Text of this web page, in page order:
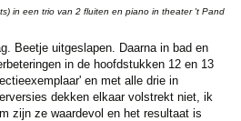
in een trio van 2 fluiten en piano in theater 't Pand
Beetje uitgeslapen. Daarna in bad en
in de hoofdstukken 12 en 13
en met alle drie in
dekken elkaar volstrekt niet, ik
zijn ze waardevol en het resultaat is